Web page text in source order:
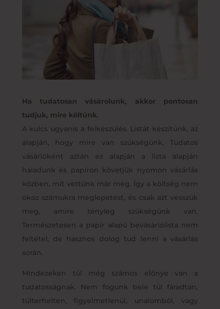
Ha tudatosan vásárolunk, akkor pontosan
tudjuk, mire költünk.
A kulcs ugyanis a felkészülés. Listát készítünk, az
alapján, hogy mire van szükségünk. Tudatos
vásárlóként aztán ez alapján a lista alapján
haladunk és papíron követjük nyomon vásárlás
közben, mit vettünk már meg. Így a költség nem
okoz számukra meglepetést, és csak azt vesszük
meg, amire tényleg szükségünk van.
Természetesen a papír alapú bevásárlólista nem
feltétel, de hasznos dolog tud lenni a vásárlás
során.
Mindezeken túl még számos előnye van a
tudatosságnak. Nem fogunk bele túl fáradtan,
túlterhelten, figyelmetlenül, unalomból, vagy